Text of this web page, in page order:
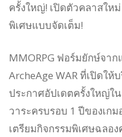
ครั้งใหญ่! เปิดตัวคลาสให
พิเศษแบบจัดเต็ม!
MMORPG ฟอร์มยักษ์จาก
ArcheAge WAR ที่เปิดให้
ประกาศอัปเดตครั้งใหญ่ใ
วาระครบรอบ 1 ปีของเก
เตรียมกิจกรรมพิเศษฉลอ